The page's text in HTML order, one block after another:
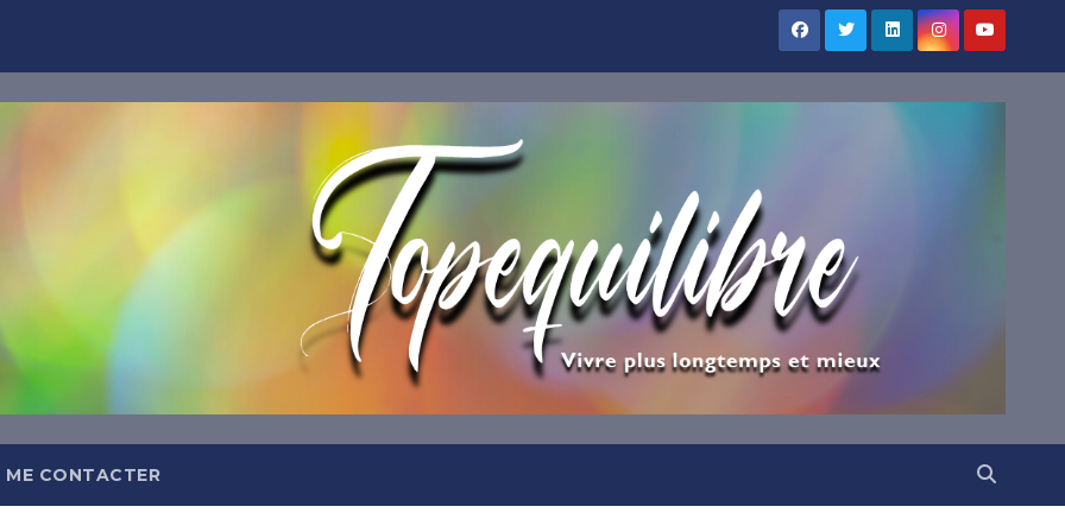
ME CONTACTER
TOPEQUILIBRE
Abonnez-vous !
Et recevez tous les jours dans votre boîte mail nos
meilleures inspirations.